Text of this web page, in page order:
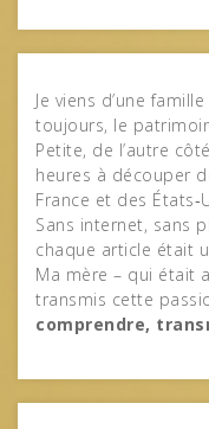
Je viens d’une
toujours, le
Petite, de l’autre
heures à découper
France et des
Sans internet, sans
chaque article était
Ma mère – qui était
transmis cette
comprendre,